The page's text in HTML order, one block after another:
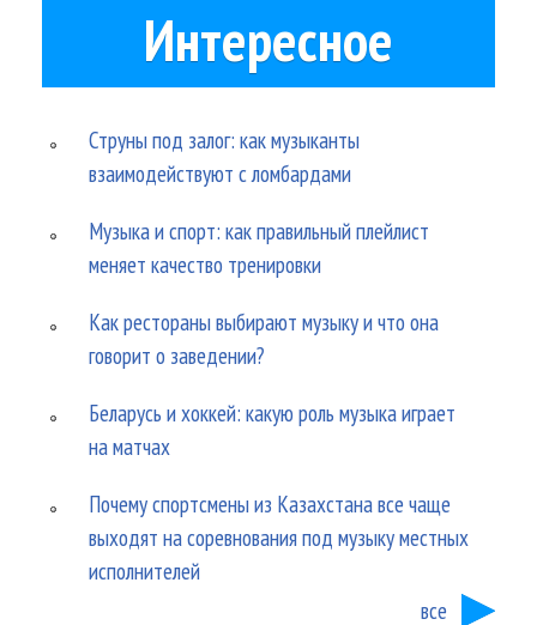
Интересное
Струны под залог: как музыканты
взаимодействуют с ломбардами
Музыка и спорт: как правильный плейлист
меняет качество тренировки
Как рестораны выбирают музыку и что она
говорит о заведении?
Беларусь и хоккей: какую роль музыка играет
на матчах
Почему спортсмены из Казахстана все чаще
выходят на соревнования под музыку местных
исполнителей
все